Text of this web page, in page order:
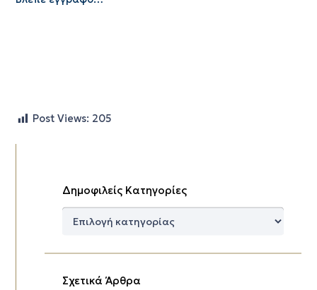
Post Views: 205
Δημοφιλείς Κατηγορίες
Δημοφιλείς
Σχετικά Άρθρα